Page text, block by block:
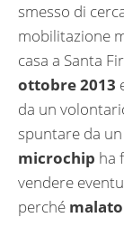
smesso di
mobilitazione
casa a Santa
ottobre 2013
da un
spuntare da
microchip ha
vendere
perché malato